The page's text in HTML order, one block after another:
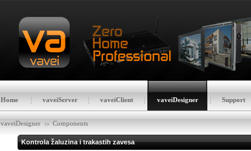
Home vaveiServer vaveiClient vaveiDesigner Support
vaveiDesigner Components
Kontrola žaluzina i trakastih zavesa